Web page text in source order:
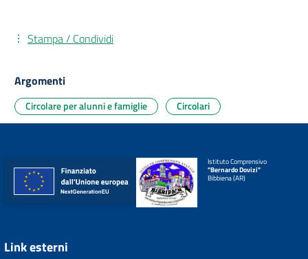
Stampa / Condividi
Argomenti
Circolare per alunni e famiglie Circolari
Istituto Comprensivo
"Bernardo Dovizi"
Bibbiena (AR)
Link esterni